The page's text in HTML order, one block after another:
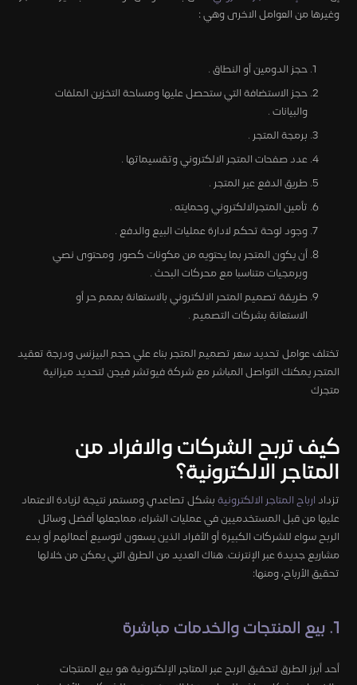
وغيرها من العوامل الاخرى وهي :
حجز الدومين أو النطاق .
حجز الاستضافة التي ستحصل عليها ومساحة التخزين الملفات
والبيانات .
برمجة المتجر .
عدد صفحات المتجر الالكتروني وتقسيماتها .
طريق الدفع عبر المتجر .
تأمين المتجرالالكتروني وحمايته .
وجود لوحة تحكم لادارة عمليات البيع والدفع .
أن يكون المتجر بما يحتويه من مكونات كصور ومحتوى نصي
وبرمجيات متناسبا مع محركات البحث .
طريقة تصميم المتحر الالكتروني بالاستعانة بممم حر أو
الاستعانة بشركات التصميم .
تختلف عوامل تحديد سعر تصميم المتجر بناء علي حجم البيزنس ودرجة تعقيد
المتجر يمكنك التواصل المباشر مع شركة فيوتشر فيجن لتحديد ميزانية
متجرك
كيف تربح الشركات والافراد من
المتاجر الالكترونية؟
تزداد ارباح المتاجر الالكترونية بشكل تصاعدي ومستمر نتيجة لزيادة الاعتماد
عليها من قبل المستخدميين في عمليات الشراء، مماجعلها أفضل وسائل
الربح سواء للشركات الكبيرة أو الأفراد الذين يسعون لتوسيع أعمالهم أو بدء
مشاريع جديدة عبر الإنترنت. هناك العديد من الطرق التي يمكن من خلالها
تحقيق الأرباح، ومنها:
1. بيع المنتجات والخدمات مباشرة
أحد أبرز الطرق لتحقيق الربح عبر المتاجر الإلكترونية هو بيع المنتجات